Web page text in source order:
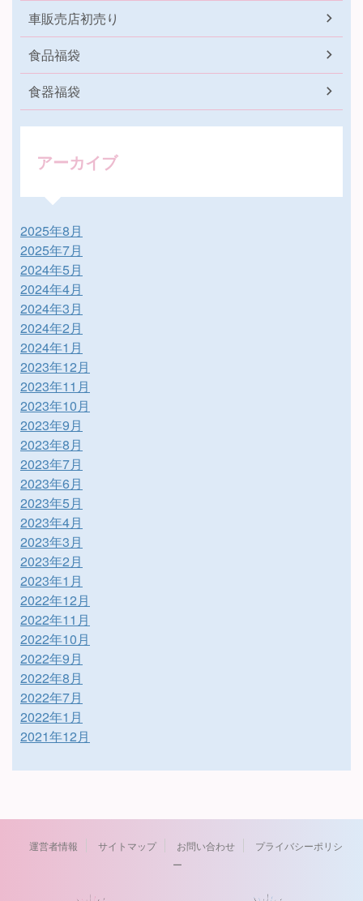
車販売店初売り
食品福袋
食器福袋
アーカイブ
2025年8月
2025年7月
2024年5月
2024年4月
2024年3月
2024年2月
2024年1月
2023年12月
2023年11月
2023年10月
2023年9月
2023年8月
2023年7月
2023年6月
2023年5月
2023年4月
2023年3月
2023年2月
2023年1月
2022年12月
2022年11月
2022年10月
2022年9月
2022年8月
2022年7月
2022年1月
2021年12月
運営者情報 サイトマップ お問い合わせ
プライバシーポリシ
ー